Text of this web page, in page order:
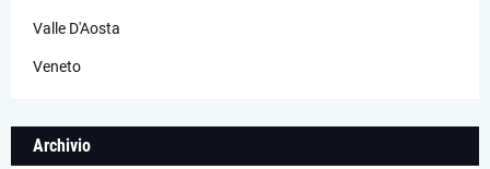
Valle D'Aosta
Veneto
Archivio